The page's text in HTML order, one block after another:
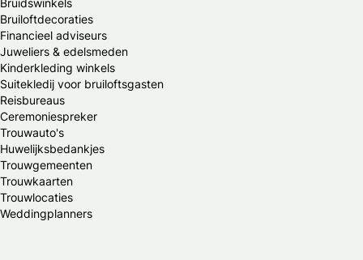
Bruiloftdecoraties
Financieel adviseurs
Juweliers & edelsmeden
Kinderkleding winkels
Suitekledij voor bruiloftsgasten
Reisbureaus
Ceremoniespreker
Trouwauto's
Huwelijksbedankjes
Trouwgemeenten
Trouwkaarten
Trouwlocaties
Weddingplanners